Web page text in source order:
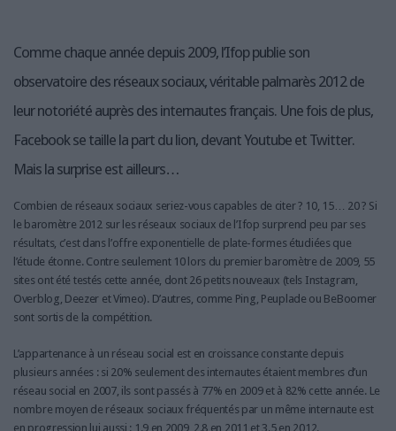
NOS OFFRES D'ABONNEMENTS
Comme chaque année depuis 2009, l’Ifop publie son
observatoire des réseaux sociaux, véritable palmarès 2012 de
leur notoriété auprès des internautes français. Une fois de plus,
Facebook se taille la part du lion, devant Youtube et Twitter.
Mais la surprise est ailleurs…
Combien de réseaux sociaux seriez-vous capables de citer ? 10, 15… 20 ? Si
le baromètre 2012 sur les réseaux sociaux de l’Ifop surprend peu par ses
résultats, c’est dans l’offre exponentielle de plate-formes étudiées que
l’étude étonne. Contre seulement 10 lors du premier baromètre de 2009, 55
sites ont été testés cette année, dont 26 petits nouveaux (tels Instagram,
Overblog, Deezer et Vimeo). D’autres, comme Ping, Peuplade ou BeBoomer
sont sortis de la compétition.
L’appartenance à un réseau social est en croissance constante depuis
plusieurs années : si 20% seulement des internautes étaient membres d’un
réseau social en 2007, ils sont passés à 77% en 2009 et à 82% cette année. Le
nombre moyen de réseaux sociaux fréquentés par un même internaute est
en progression lui aussi : 1.9 en 2009, 2.8 en 2011 et 3.5 en 2012.